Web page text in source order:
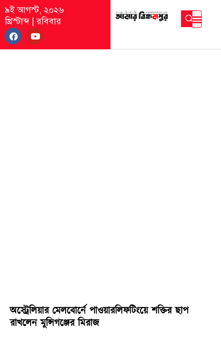
৯ই আগস্ট, ২০২৬
খ্রিস্টাব্দ|রবিবার
অস্ট্রেলিয়ার মেলবোর্নে পাওয়ারলিফটিংয়ে শক্তির ছাপ
রাখলেন মুন্সিগঞ্জের মিরাজ